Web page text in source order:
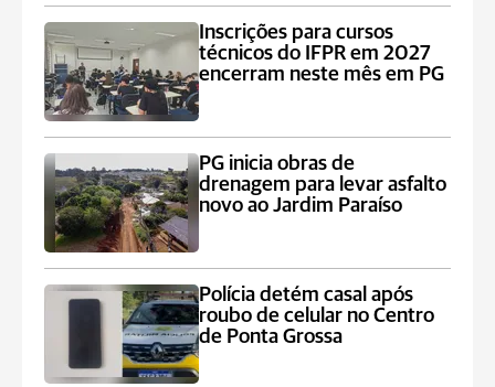
Inscrições para cursos
técnicos do IFPR em 2027
encerram neste mês em PG
PG inicia obras de
drenagem para levar asfalto
novo ao Jardim Paraíso
Polícia detém casal após
roubo de celular no Centro
de Ponta Grossa